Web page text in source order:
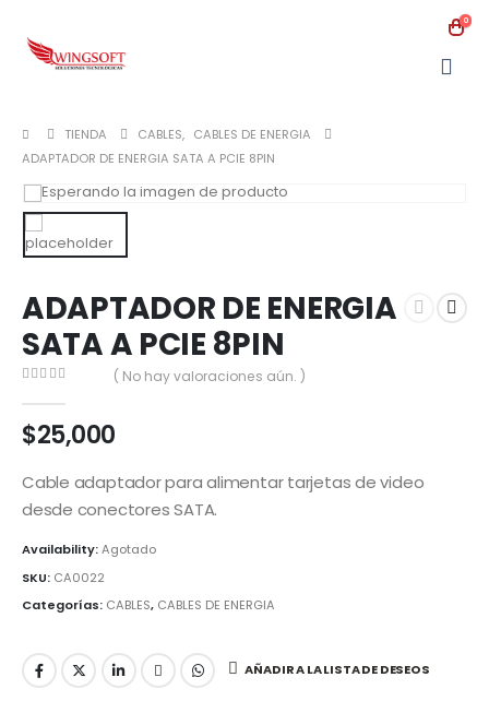
0
TIENDA CABLES, CABLES DE ENERGIA
ADAPTADOR DE ENERGIA SATA A PCIE 8PIN
ADAPTADOR DE ENERGIA
SATA A PCIE 8PIN
( No hay valoraciones aún. )
$25,000
Cable adaptador para alimentar tarjetas de video
desde conectores SATA.
Availability:Agotado
SKU: CA0022
Categorías: CABLES, CABLES DE ENERGIA
AÑADIR A LA LISTA DE DESEOS